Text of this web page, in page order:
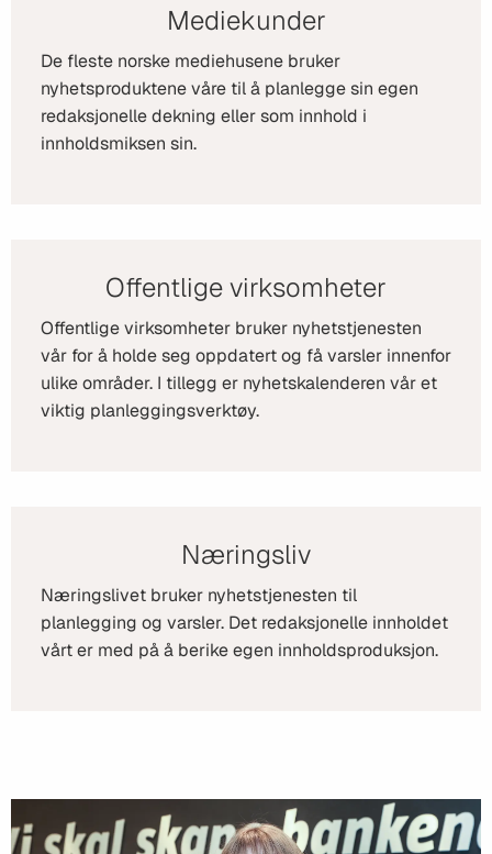
Mediekunder
De fleste norske mediehusene bruker
nyhetsproduktene våre til å planlegge sin egen
redaksjonelle dekning eller som innhold i
innholdsmiksen sin.
Offentlige virksomheter
Offentlige virksomheter bruker nyhetstjenesten
vår for å holde seg oppdatert og få varsler innenfor
ulike områder. I tillegg er nyhetskalenderen vår et
viktig planleggingsverktøy.
Næringsliv
Næringslivet bruker nyhetstjenesten til
planlegging og varsler. Det redaksjonelle innholdet
vårt er med på å berike egen innholdsproduksjon.